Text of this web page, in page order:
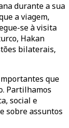
durante a sua
a viagem,
se à visita
Hakan
bilaterais,
que
Partilhamos
social e
sobre assuntos